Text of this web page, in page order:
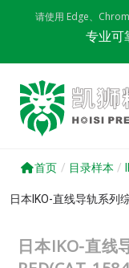
请使用 Edge、
专业可
首页 / 目录样本 /
日本IKO-直线导轨系列
日本IKO-直线